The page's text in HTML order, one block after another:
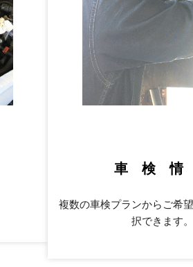
車 検 情
複数の車検プランからご希
択できます。